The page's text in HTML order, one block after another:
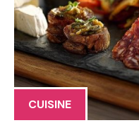
CUISINE